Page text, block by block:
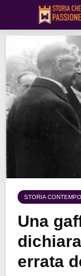
STORIA
Una
errata